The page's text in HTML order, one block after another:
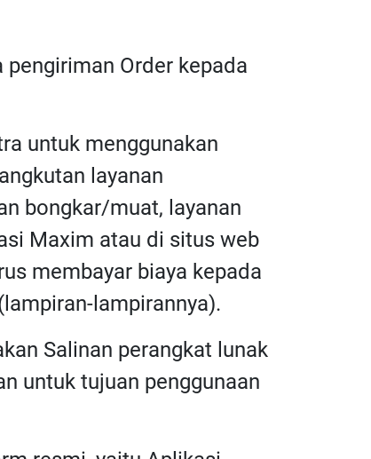
Order kepada
untuk menggunakan
layanan
bongkar/muat, layanan
Maxim atau di situs web
membayar biaya kepada
lampirannya).
Salinan perangkat lunak
untuk tujuan penggunaan